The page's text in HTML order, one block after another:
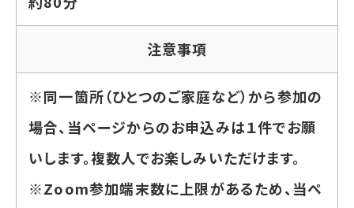
注意事項
※同一箇所（ひとつのご家庭など）から参加の
場合、当ページからのお申込みは１件でお願
いします。複数人でお楽しみいただけます。
※Zoom参加端末数に上限があるため、当ペ